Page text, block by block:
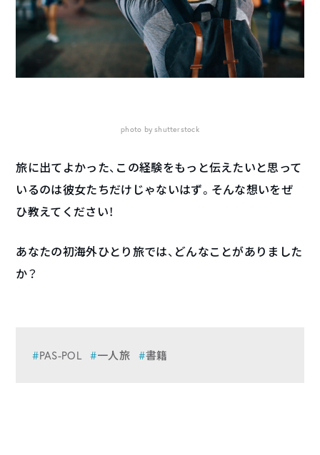
photo by shutterstock
旅に出てよかった、この経験をもっと伝えたいと思って
いるのは彼女たちだけじゃないはず。そんな想いをぜ
ひ教えてください！
あなたの初海外ひとり旅では、どんなことがありました
か？
PAS-POL 一人旅 書籍